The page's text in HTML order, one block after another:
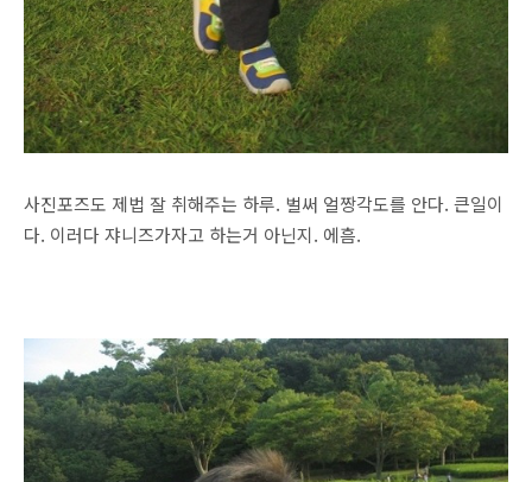
사진포즈도 제법 잘 취해주는 하루. 벌써 얼짱각도를 안다. 큰일이
다. 이러다 쟈니즈가자고 하는거 아닌지. 에흠.